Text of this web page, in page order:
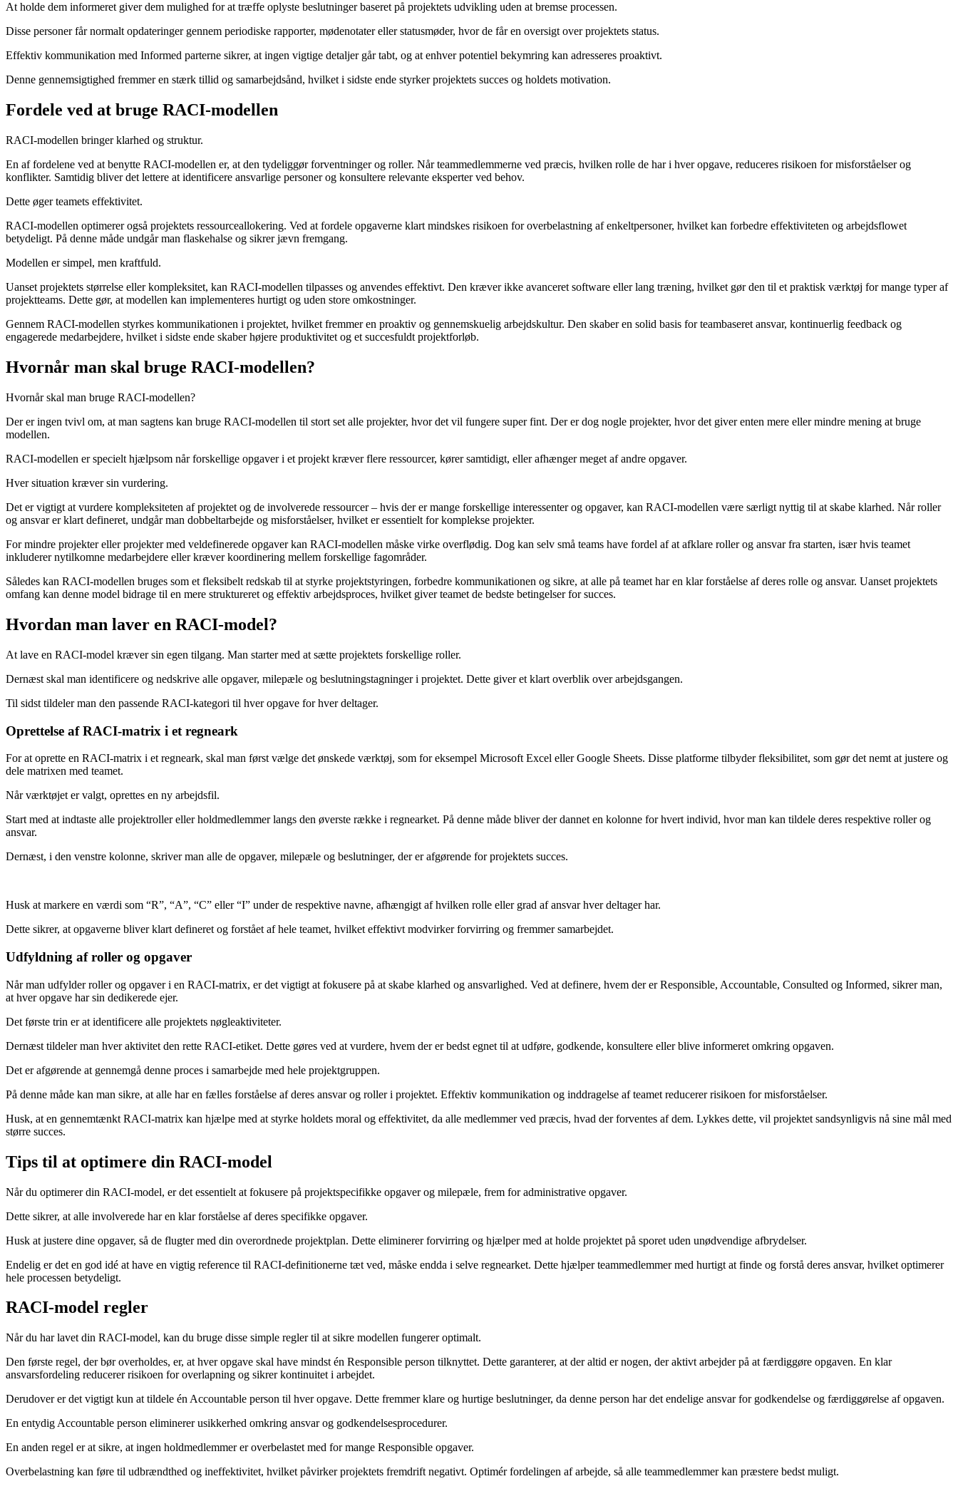
At holde dem informeret giver dem mulighed for at træffe oplyste beslutninger baseret på projektets udvikling uden at bremse processen.
Disse personer får normalt opdateringer gennem periodiske rapporter, mødenotater eller statusmøder, hvor de får en oversigt over projektets status.
Effektiv kommunikation med Informed parterne sikrer, at ingen vigtige detaljer går tabt, og at enhver potentiel bekymring kan adresseres proaktivt.
Denne gennemsigtighed fremmer en stærk tillid og samarbejdsånd, hvilket i sidste ende styrker projektets succes og holdets motivation.
Fordele ved at bruge RACI-modellen
RACI-modellen bringer klarhed og struktur.
En af fordelene ved at benytte RACI-modellen er, at den tydeliggør forventninger og roller. Når teammedlemmerne ved præcis, hvilken rolle de har i hver opgave, reduceres risikoen for misforståelser og
konflikter. Samtidig bliver det lettere at identificere ansvarlige personer og konsultere relevante eksperter ved behov.
Dette øger teamets effektivitet.
RACI-modellen optimerer også projektets ressourceallokering. Ved at fordele opgaverne klart mindskes risikoen for overbelastning af enkeltpersoner, hvilket kan forbedre effektiviteten og arbejdsflowet
betydeligt. På denne måde undgår man flaskehalse og sikrer jævn fremgang.
Modellen er simpel, men kraftfuld.
Uanset projektets størrelse eller kompleksitet, kan RACI-modellen tilpasses og anvendes effektivt. Den kræver ikke avanceret software eller lang træning, hvilket gør den til et praktisk værktøj for mange typer af
projektteams. Dette gør, at modellen kan implementeres hurtigt og uden store omkostninger.
Gennem RACI-modellen styrkes kommunikationen i projektet, hvilket fremmer en proaktiv og gennemskuelig arbejdskultur. Den skaber en solid basis for teambaseret ansvar, kontinuerlig feedback og
engagerede medarbejdere, hvilket i sidste ende skaber højere produktivitet og et succesfuldt projektforløb.
Hvornår man skal bruge RACI-modellen?
Hvornår skal man bruge RACI-modellen?
Der er ingen tvivl om, at man sagtens kan bruge RACI-modellen til stort set alle projekter, hvor det vil fungere super fint. Der er dog nogle projekter, hvor det giver enten mere eller mindre mening at bruge
modellen.
RACI-modellen er specielt hjælpsom når forskellige opgaver i et projekt kræver flere ressourcer, kører samtidigt, eller afhænger meget af andre opgaver.
Hver situation kræver sin vurdering.
Det er vigtigt at vurdere kompleksiteten af projektet og de involverede ressourcer – hvis der er mange forskellige interessenter og opgaver, kan RACI-modellen være særligt nyttig til at skabe klarhed. Når roller
og ansvar er klart defineret, undgår man dobbeltarbejde og misforståelser, hvilket er essentielt for komplekse projekter.
For mindre projekter eller projekter med veldefinerede opgaver kan RACI-modellen måske virke overflødig. Dog kan selv små teams have fordel af at afklare roller og ansvar fra starten, især hvis teamet
inkluderer nytilkomne medarbejdere eller kræver koordinering mellem forskellige fagområder.
Således kan RACI-modellen bruges som et fleksibelt redskab til at styrke projektstyringen, forbedre kommunikationen og sikre, at alle på teamet har en klar forståelse af deres rolle og ansvar. Uanset projektets
omfang kan denne model bidrage til en mere struktureret og effektiv arbejdsproces, hvilket giver teamet de bedste betingelser for succes.
Hvordan man laver en RACI-model?
At lave en RACI-model kræver sin egen tilgang. Man starter med at sætte projektets forskellige roller.
Dernæst skal man identificere og nedskrive alle opgaver, milepæle og beslutningstagninger i projektet. Dette giver et klart overblik over arbejdsgangen.
Til sidst tildeler man den passende RACI-kategori til hver opgave for hver deltager.
Oprettelse af RACI-matrix i et regneark
For at oprette en RACI-matrix i et regneark, skal man først vælge det ønskede værktøj, som for eksempel Microsoft Excel eller Google Sheets. Disse platforme tilbyder fleksibilitet, som gør det nemt at justere og
dele matrixen med teamet.
Når værktøjet er valgt, oprettes en ny arbejdsfil.
Start med at indtaste alle projektroller eller holdmedlemmer langs den øverste række i regnearket. På denne måde bliver der dannet en kolonne for hvert individ, hvor man kan tildele deres respektive roller og
ansvar.
Dernæst, i den venstre kolonne, skriver man alle de opgaver, milepæle og beslutninger, der er afgørende for projektets succes.
Husk at markere en værdi som “R”, “A”, “C” eller “I” under de respektive navne, afhængigt af hvilken rolle eller grad af ansvar hver deltager har.
Dette sikrer, at opgaverne bliver klart defineret og forstået af hele teamet, hvilket effektivt modvirker forvirring og fremmer samarbejdet.
Udfyldning af roller og opgaver
Når man udfylder roller og opgaver i en RACI-matrix, er det vigtigt at fokusere på at skabe klarhed og ansvarlighed. Ved at definere, hvem der er Responsible, Accountable, Consulted og Informed, sikrer man,
at hver opgave har sin dedikerede ejer.
Det første trin er at identificere alle projektets nøgleaktiviteter.
Dernæst tildeler man hver aktivitet den rette RACI-etiket. Dette gøres ved at vurdere, hvem der er bedst egnet til at udføre, godkende, konsultere eller blive informeret omkring opgaven.
Det er afgørende at gennemgå denne proces i samarbejde med hele projektgruppen.
På denne måde kan man sikre, at alle har en fælles forståelse af deres ansvar og roller i projektet. Effektiv kommunikation og inddragelse af teamet reducerer risikoen for misforståelser.
Husk, at en gennemtænkt RACI-matrix kan hjælpe med at styrke holdets moral og effektivitet, da alle medlemmer ved præcis, hvad der forventes af dem. Lykkes dette, vil projektet sandsynligvis nå sine mål med
større succes.
Tips til at optimere din RACI-model
Når du optimerer din RACI-model, er det essentielt at fokusere på projektspecifikke opgaver og milepæle, frem for administrative opgaver.
Dette sikrer, at alle involverede har en klar forståelse af deres specifikke opgaver.
Husk at justere dine opgaver, så de flugter med din overordnede projektplan. Dette eliminerer forvirring og hjælper med at holde projektet på sporet uden unødvendige afbrydelser.
Endelig er det en god idé at have en vigtig reference til RACI-definitionerne tæt ved, måske endda i selve regnearket. Dette hjælper teammedlemmer med hurtigt at finde og forstå deres ansvar, hvilket optimerer
hele processen betydeligt.
RACI-model regler
Når du har lavet din RACI-model, kan du bruge disse simple regler til at sikre modellen fungerer optimalt.
Den første regel, der bør overholdes, er, at hver opgave skal have mindst én Responsible person tilknyttet. Dette garanterer, at der altid er nogen, der aktivt arbejder på at færdiggøre opgaven. En klar
ansvarsfordeling reducerer risikoen for overlapning og sikrer kontinuitet i arbejdet.
Derudover er det vigtigt kun at tildele én Accountable person til hver opgave. Dette fremmer klare og hurtige beslutninger, da denne person har det endelige ansvar for godkendelse og færdiggørelse af opgaven.
En entydig Accountable person eliminerer usikkerhed omkring ansvar og godkendelsesprocedurer.
En anden regel er at sikre, at ingen holdmedlemmer er overbelastet med for mange Responsible opgaver.
Overbelastning kan føre til udbrændthed og ineffektivitet, hvilket påvirker projektets fremdrift negativt. Optimér fordelingen af arbejde, så alle teammedlemmer kan præstere bedst muligt.